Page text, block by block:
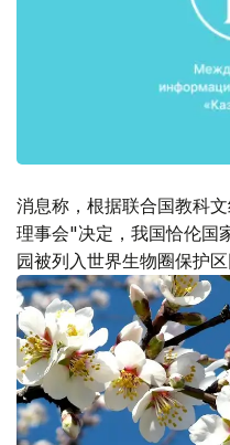
消息称，根据联合国教科
理事会"决定，我国恰伦国
园被列入世界生物圈保护区